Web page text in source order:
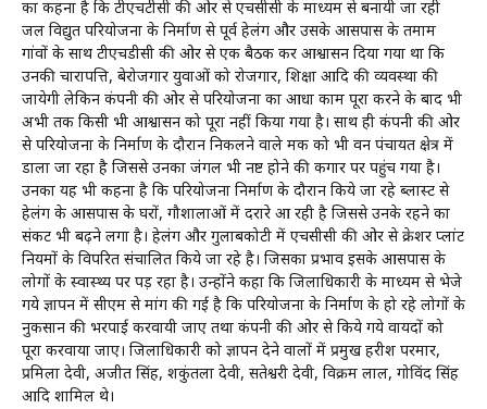
का कहना है कि टीएचटीसी की ओर से एचसीसी के माध्यम से बनायी जा रही
जल विद्युत परियोजना के निर्माण से पूर्व हेलंग और उसके आसपास के तमाम
गांवों के साथ टीएचडीसी की ओर से एक बैठक कर आश्वासन दिया गया था कि
उनकी चारापत्ति, बेरोजगार युवाओं को रोजगार, शिक्षा आदि की व्यवस्था की
जायेगी लेकिन कंपनी की ओर से परियोजना का आधा काम पूरा करने के बाद भी
अभी तक किसी भी आश्वासन को पूरा नहीं किया गया है। साथ ही कंपनी की ओर
से परियोजना के निर्माण के दौरान निकलने वाले मक को भी वन पंचायत क्षेत्र में
डाला जा रहा है जिससे उनका जंगल भी नष्ट होने की कगार पर पहुंच गया है।
उनका यह भी कहना है कि परियोजना निर्माण के दौरान किये जा रहे ब्लास्ट से
हेलंग के आसपास के घरों, गौशालाओं में दरारे आ रही है जिससे उनके रहने का
संकट भी बढ़ने लगा है। हेलंग और गुलाबकोटी में एचसीसी की ओर से क्रेशर प्लांट
नियमों के विपरित संचालित किये जा रहे है। जिसका प्रभाव इसके आसपास के
लोगों के स्वास्थ्य पर पड़ रहा है। उन्होंने कहा कि जिलाधिकारी के माध्यम से भेजे
गये ज्ञापन में सीएम से मांग की गई है कि परियोजना के निर्माण के हो रहे लोगों के
नुकसान की भरपाई करवायी जाए तथा कंपनी की ओर से किये गये वायदों को
पूरा करवाया जाए। जिलाधिकारी को ज्ञापन देने वालों में प्रमुख हरीश परमार,
प्रमिला देवी, अजीत सिंह, शकुंतला देवी, सतेश्वरी देवी, विक्रम लाल, गोविंद सिंह
आदि शामिल थे।